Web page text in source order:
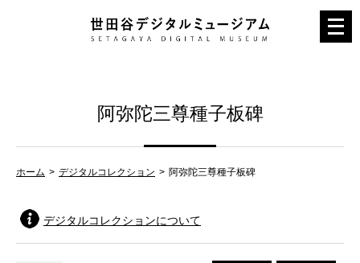
メ
ニ
阿弥陀三尊種子板碑
ホーム デジタルコレクション 阿弥陀三尊種子板碑
デジタルコレクションについて